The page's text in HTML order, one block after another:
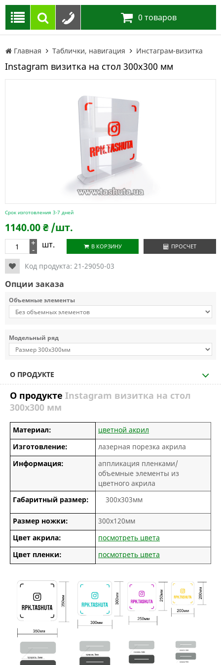
0 товаров
Главная Таблички, навигация Инстаграм-визитка
Instagram визитка на стол 300х300 мм
Срок изготовления 3-7 дней
1140.00₴ /шт.
+
- шт. В КОРЗИНУ ПРОСЧЕТ
Код продукта: 21-29050-03
Опции заказа
Объемные элементы
Модельный ряд
О ПРОДУКТЕ
О продукте Instagram визитка на стол
300х300 мм
Материал:
цветной акрил
Изготовление:
лазерная порезка акрила
Информация:
аппликация пленками/
объемные элементы из
цветного акрила
Габаритный размер:
300х303мм
Размер ножки:
300х120мм
Цвет акрила:
посмотреть цвета
Цвет пленки:
посмотреть цвета